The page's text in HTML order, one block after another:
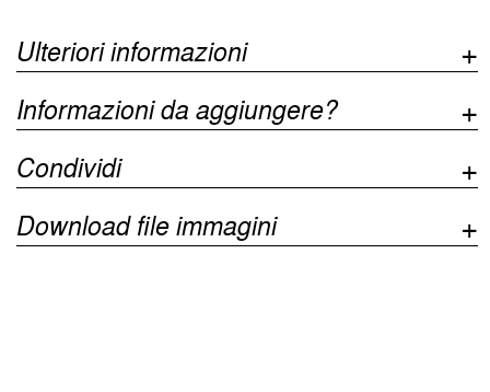
Ulteriori informazioni
Informazioni da aggiungere?
Condividi
Download file immagini